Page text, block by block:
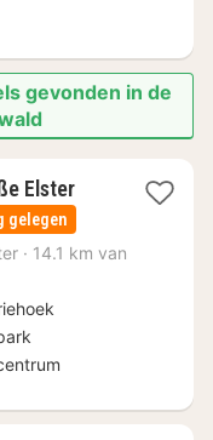
gevonden in de
Elster1
nacht
vanaf
€
gelegen
· 14.1 km van